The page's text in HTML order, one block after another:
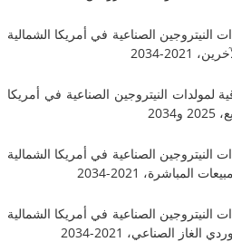
الصناعية في أمريكا الشمالية
النيتروجين الصناعية في أمريكا
الصناعية في أمريكا الشمالية
2034
الصناعية في أمريكا الشمالية
2021-2034